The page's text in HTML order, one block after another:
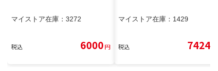
マイストア在庫： 3272
税込 6000円
マイストア在庫： 1429
税込 7424